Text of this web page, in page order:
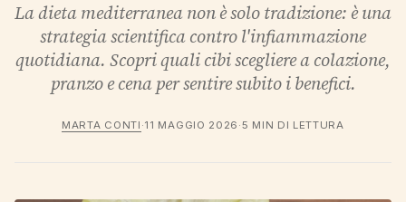
La dieta mediterranea non è solo tradizione: è una
strategia scientifica contro l'infiammazione
quotidiana. Scopri quali cibi scegliere a colazione,
pranzo e cena per sentire subito i benefici.
MARTA CONTI ·11 MAGGIO 2026 ·5 MIN DI LETTURA